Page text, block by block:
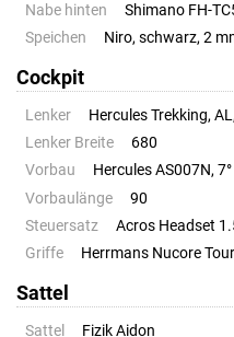
Nabe hinten
Shimano FH-
Speichen
Niro, schwarz, 2
Cockpit
Lenker
Hercules Trekking,
Lenker Breite
680
Vorbau
Hercules AS007N, 7°
Vorbaulänge
90
Steuersatz
Acros Headset
Griffe
Herrmans Nucore
Sattel
Sattel Fizik Aidon